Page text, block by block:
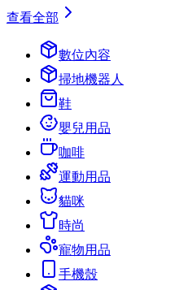
查看全部
數位內容
掃地機器人
鞋
嬰兒用品
咖啡
運動用品
貓咪
時尚
寵物用品
手機殼